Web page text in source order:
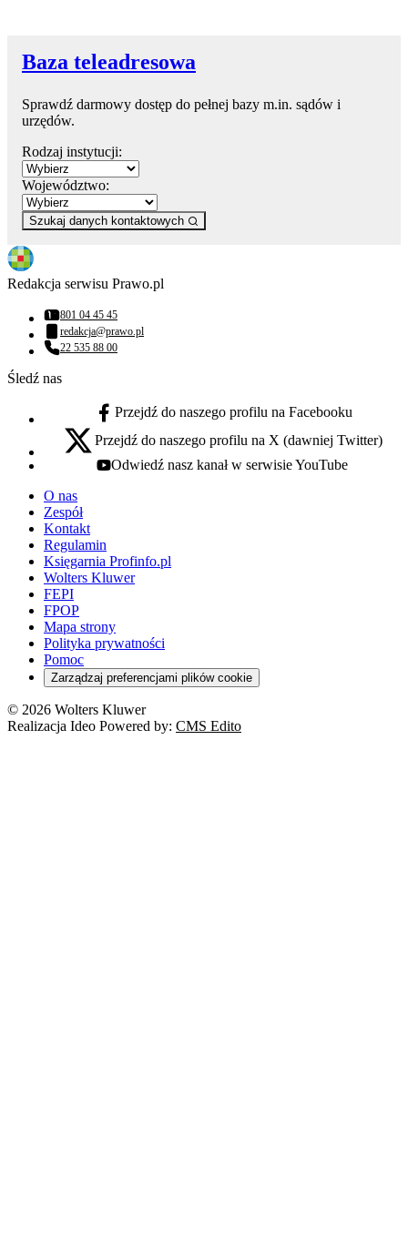
Baza teleadresowa
Sprawdź darmowy dostęp do pełnej bazy m.in. sądów i
urzędów.
Rodzaj instytucji:
Województwo:
Szukaj danych kontaktowych
Redakcja serwisu Prawo.pl
Numer telefonu:
801 04 45 45
Adres email:
redakcja@prawo.pl
Numer telefonu:
22 535 88 00
Śledź nas
facebook - otwiera się w nowej karcie
Przejdź do naszego profilu na Facebooku
x - otwiera się w nowej karcie
Przejdź do naszego profilu na X (dawniej Twitter)
youtube - otwiera się w nowej karcie
Odwiedź nasz kanał w serwisie YouTube
O nas
Zespół
Kontakt
Regulamin
Księgarnia Profinfo.pl
Wolters Kluwer
FEPI
FPOP
Mapa strony
Polityka prywatności
Pomoc
Zarządzaj preferencjami plików cookie
© 2026 Wolters Kluwer
Realizacja Ideo Powered by: CMS Edito